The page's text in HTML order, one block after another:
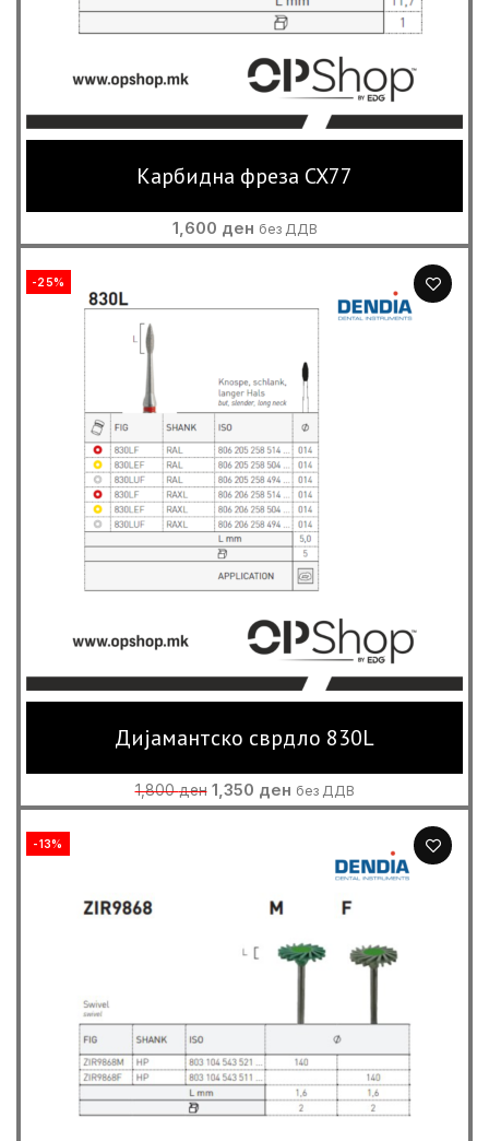
Карбидна фреза CX77
1,600 ден без ДДВ
-25%
Дијамантско сврдло 830L
1,800ден Original
price
1,350 денCurrent
price
без ДДВ
-13%